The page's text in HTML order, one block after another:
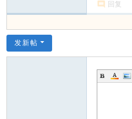
回复
发新帖